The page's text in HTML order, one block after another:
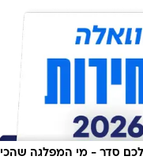
סדר - מי המפלגה שהכי